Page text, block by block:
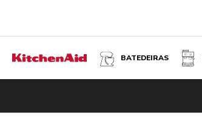
BATEDEIRAS